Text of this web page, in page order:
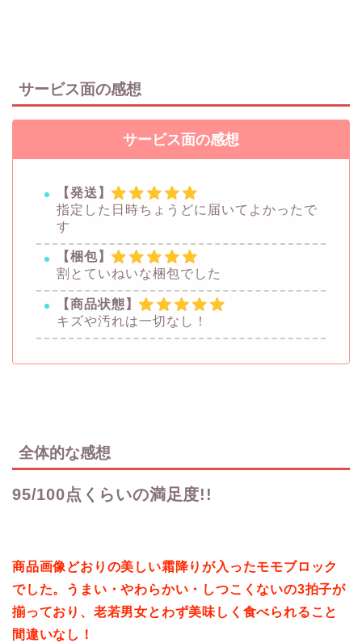
サービス面の感想
サービス面の感想
【発送】
指定した日時ちょうどに届いてよかったで
す
【梱包】
割とていねいな梱包でした
【商品状態】
キズや汚れは一切なし！
全体的な感想
95/100点くらいの満足度!!
商品画像どおりの美しい霜降りが入ったモモブロック
でした。うまい・やわらかい・しつこくないの3拍子が
揃っており、老若男女とわず美味しく食べられること
間違いなし！